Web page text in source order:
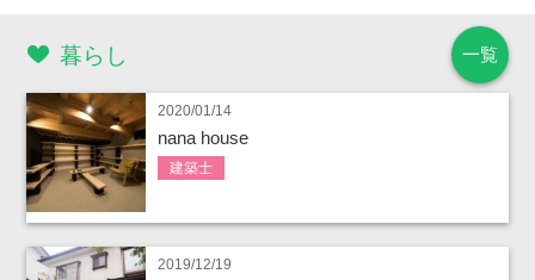
一覧
暮らし
2020/01/14
nana house
建築士
2019/12/19